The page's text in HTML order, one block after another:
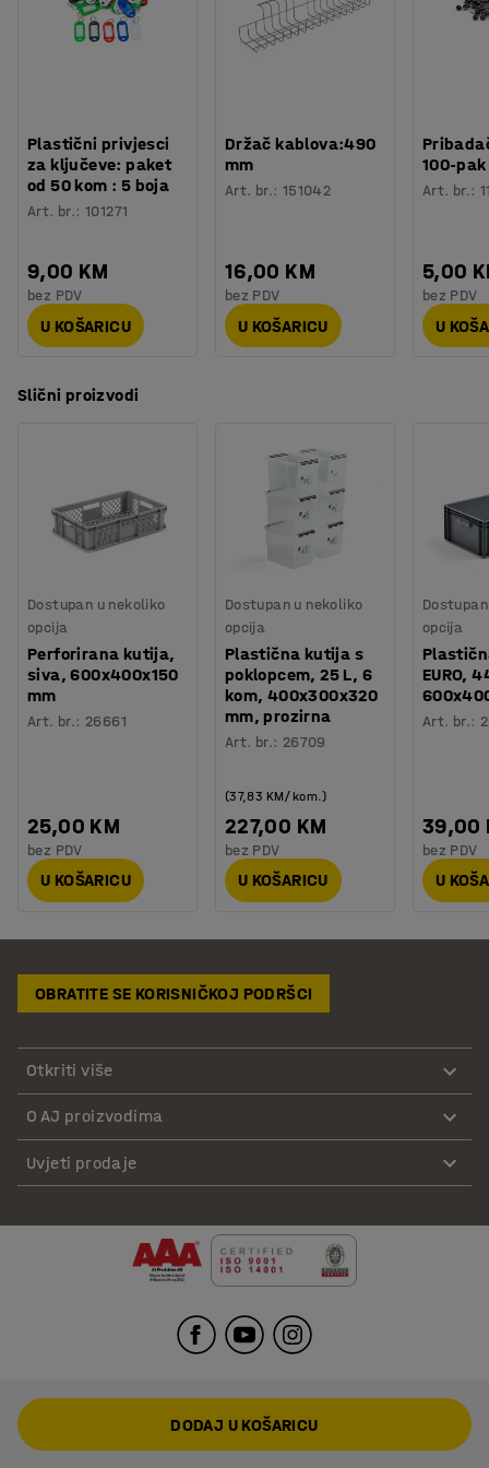
zatvoreno spremanje (vidi dodatke).
Crvena
Materijal
100% Polipropilen
Plastični privjesci
za ključeve: paket
od 50 kom : 5 boja
Art. br.:101271
9,00 KM
bez PDV
U KOŠARICU
Držač kablova:490
mm
Art. br.: 151042
16,00 KM
bez PDV
U KOŠARICU
100-pak
Art. br.:
5,00
bez PDV
U
Slični proizvodi
Dostupan u nekoliko
opcija
Perforirana kutija,
siva, 600x400x150
mm
Art. br.: 26661
25,00 KM
bez PDV
U KOŠARICU
Dostupan u nekoliko
opcija
Plastična kutija s
poklopcem, 25 L, 6
kom, 400x300x320
mm, prozirna
Art. br.: 26709
227,00 KM
(37,83 KM/kom.)
bez PDV
U KOŠARICU
opcija
EURO,
Art. br.:
39,00
bez PDV
U
OBRATITE SE KORISNIČKOJ PODRŠCI
Otkriti više
O AJ proizvodima
Uvjeti prodaje
DODAJ U KOŠARICU